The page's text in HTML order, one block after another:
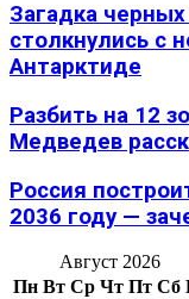
Загадка
столкнулись с
Антарктиде
Разбить на 12
Медведев
Россия
2036 году —
Август 2026
Пн Вт Ср Чт Пт Сб